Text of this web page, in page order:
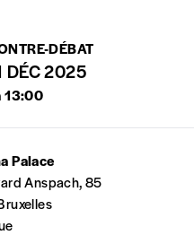
Il marque votre
DÉBAT
DÉC 2025
13:00
Palace
Anspach, 85